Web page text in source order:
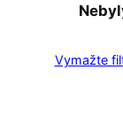
Vymažte